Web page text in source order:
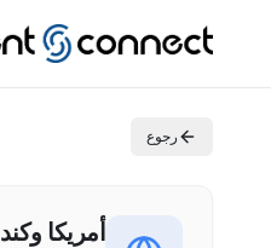
رجوع
أمريكا وكندا